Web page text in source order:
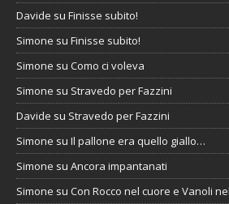
Davide su Finisse subito!
Simone su Finisse subito!
Simone su Como ci voleva
Simone su Stravedo per Fazzini
Davide su Stravedo per Fazzini
Simone su Il pallone era quello giallo…
Simone su Ancora impantanati
Simone su Con Rocco nel cuore e Vanoli